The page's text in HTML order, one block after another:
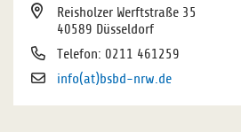
Reisholzer Werftstraße 35
40589 Düsseldorf
Telefon: 0211 461259
info(at)bsbd-nrw.de